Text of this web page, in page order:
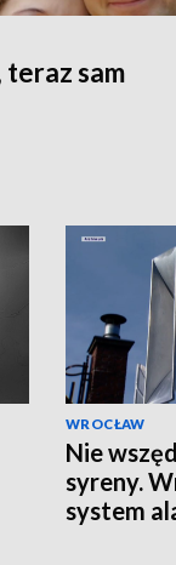
teraz sam
WROCŁAW
Nie
syreny.
system